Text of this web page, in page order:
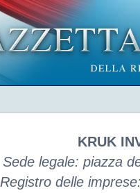
KRUK
Sede legale: piazza
Registro delle